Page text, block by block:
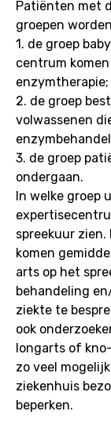
Patiënten met
groepen
1. de groep
centrum
enzymtherapie;
2. de groep
volwassenen
3. de groep
ondergaan.
In welke groep
spreekuur
komen
arts op het
behandeling
ziekte te
ook
longarts of
zo veel
ziekenhuis
beperken.